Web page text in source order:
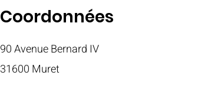
Coordonnées
90 Avenue Bernard IV
31600 Muret